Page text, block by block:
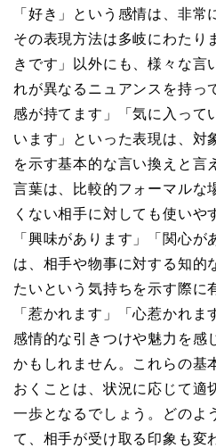
「好き」という感情は、非常
その表現方法は多岐にわたり
きです」以外にも、様々な言
れが異なるニュアンスを持っ
感が持てます」「気に入って
います」といった表現は、対
を示す基本的な言い換えと言
言葉は、比較的フォーマルな
くない相手に対しても使いや
「興味があります」「関心
は、相手や物事に対する知的
たいという気持ちを示す際に
「惹かれます」「心惹かれま
感情的な引きつけや魅力を感
かもしれません。これらの基
おくことは、状況に応じて適
一歩となるでしょう。どのよ
て、相手が受け取る印象も変